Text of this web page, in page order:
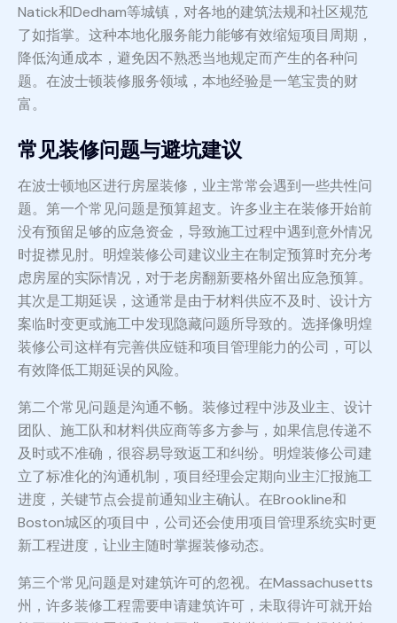
Natick和Dedham等城镇，对各地的建筑法规和社区规范
了如指掌。这种本地化服务能力能够有效缩短项目周期，
降低沟通成本，避免因不熟悉当地规定而产生的各种问
题。在波士顿装修服务领域，本地经验是一笔宝贵的财
富。
常见装修问题与避坑建议
在波士顿地区进行房屋装修，业主常常会遇到一些共性问
题。第一个常见问题是预算超支。许多业主在装修开始前
没有预留足够的应急资金，导致施工过程中遇到意外情况
时捉襟见肘。明煌装修公司建议业主在制定预算时充分考
虑房屋的实际情况，对于老房翻新要格外留出应急预算。
其次是工期延误，这通常是由于材料供应不及时、设计方
案临时变更或施工中发现隐藏问题所导致的。选择像明煌
装修公司这样有完善供应链和项目管理能力的公司，可以
有效降低工期延误的风险。
第二个常见问题是沟通不畅。装修过程中涉及业主、设计
团队、施工队和材料供应商等多方参与，如果信息传递不
及时或不准确，很容易导致返工和纠纷。明煌装修公司建
立了标准化的沟通机制，项目经理会定期向业主汇报施工
进度，关键节点会提前通知业主确认。在Brookline和
Boston城区的项目中，公司还会使用项目管理系统实时更
新工程进度，让业主随时掌握装修动态。
第三个常见问题是对建筑许可的忽视。在Massachusetts
州，许多装修工程需要申请建筑许可，未取得许可就开始